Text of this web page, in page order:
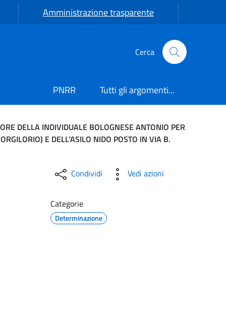
Amministrazione trasparente
Cerca
PNRR Tutti gli argomenti...
DELLA INDIVIDUALE BOLOGNESE ANTONIO PER
E DELL’ASILO NIDO POSTO IN VIA B.
SUB-APPALTO
Condividi Vedi azioni
Categorie
Determinazione